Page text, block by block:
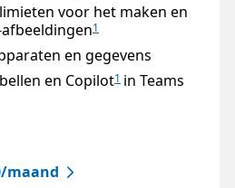
voor het maken en
1
en gegevens
en Copilot1 in Teams
maand